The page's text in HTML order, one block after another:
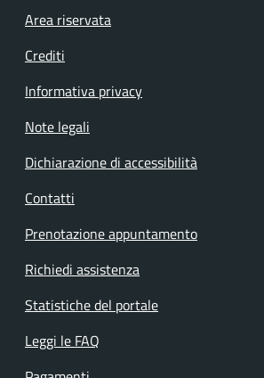
Footer menu
Area riservata
Crediti
Informativa privacy
Note legali
Dichiarazione di accessibilità
Contatti
Prenotazione appuntamento
Richiedi assistenza
Statistiche del portale
Leggi le FAQ